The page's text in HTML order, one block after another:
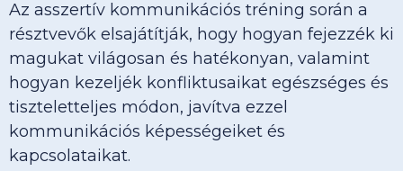
Az asszertív kommunikációs tréning során a
résztvevők elsajátítják, hogy hogyan fejezzék ki
magukat világosan és hatékonyan, valamint
hogyan kezeljék konfliktusaikat egészséges és
tiszteletteljes módon, javítva ezzel
kommunikációs képességeiket és
kapcsolataikat.